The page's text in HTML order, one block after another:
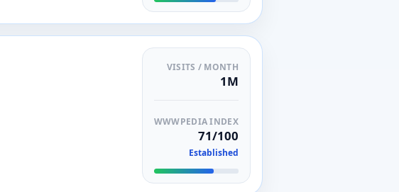
VISITS / MONTH
1M
WWWPEDIA INDEX
71/100
Established